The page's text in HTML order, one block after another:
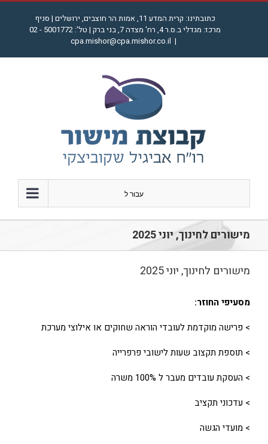
דלג
כתובתינו: קרית המדע 11, אמות הר חוצבים, ירושלים | סניף
מרכז: מגדלי ב.ס.ר 4, רח' מצדה 7, בני ברק | טל': 5001772 - 02
|
cpa.mishor@cpa.mishor.co.il
עבור ל
מישורים לחינוך, יוני 2025
מישורים לחינוך, יוני 2025
מסעיפי החוזר:
> פרישה מוקדמת לעובדי הוראה שחוקים או אילוצי מערכת
> תוספת תקצוב שעות לישובי פרפרייה
> העסקת עובדים מעבר ל 100% משרה
> עדכוני תקציב
> מועדי הגשה